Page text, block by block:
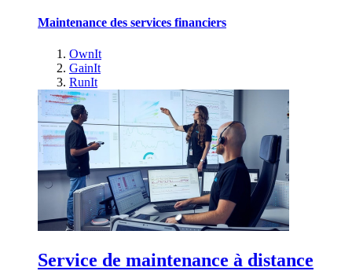
Maintenance des services financiers
OwnIt
GainIt
RunIt
Service de maintenance à distance